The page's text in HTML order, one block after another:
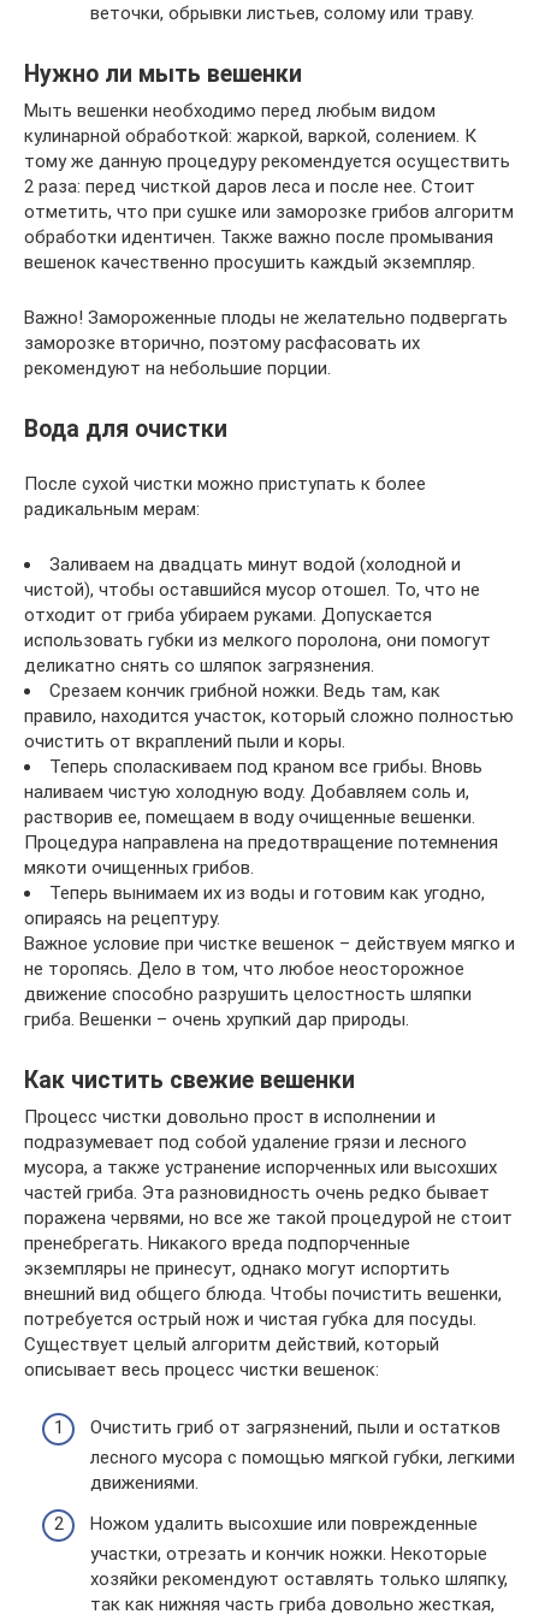
веточки, обрывки листьев, солому или траву.
Нужно ли мыть вешенки
Мыть вешенки необходимо перед любым видом
кулинарной обработкой: жаркой, варкой, солением. К
тому же данную процедуру рекомендуется осуществить
2 раза: перед чисткой даров леса и после нее. Стоит
отметить, что при сушке или заморозке грибов алгоритм
обработки идентичен. Также важно после промывания
вешенок качественно просушить каждый экземпляр.
Важно! Замороженные плоды не желательно подвергать
заморозке вторично, поэтому расфасовать их
рекомендуют на небольшие порции.
Вода для очистки
После сухой чистки можно приступать к более
радикальным мерам:
Заливаем на двадцать минут водой (холодной и
чистой), чтобы оставшийся мусор отошел. То, что не
отходит от гриба убираем руками. Допускается
использовать губки из мелкого поролона, они помогут
деликатно снять со шляпок загрязнения.
Срезаем кончик грибной ножки. Ведь там, как
правило, находится участок, который сложно полностью
очистить от вкраплений пыли и коры.
Теперь споласкиваем под краном все грибы. Вновь
наливаем чистую холодную воду. Добавляем соль и,
растворив ее, помещаем в воду очищенные вешенки.
Процедура направлена на предотвращение потемнения
мякоти очищенных грибов.
Теперь вынимаем их из воды и готовим как угодно,
опираясь на рецептуру.
Важное условие при чистке вешенок – действуем мягко и
не торопясь. Дело в том, что любое неосторожное
движение способно разрушить целостность шляпки
гриба. Вешенки – очень хрупкий дар природы.
Как чистить свежие вешенки
Процесс чистки довольно прост в исполнении и
подразумевает под собой удаление грязи и лесного
мусора, а также устранение испорченных или высохших
частей гриба. Эта разновидность очень редко бывает
поражена червями, но все же такой процедурой не стоит
пренебрегать. Никакого вреда подпорченные
экземпляры не принесут, однако могут испортить
внешний вид общего блюда. Чтобы почистить вешенки,
потребуется острый нож и чистая губка для посуды.
Существует целый алгоритм действий, который
описывает весь процесс чистки вешенок:
Очистить гриб от загрязнений, пыли и остатков
лесного мусора с помощью мягкой губки, легкими
движениями.
Ножом удалить высохшие или поврежденные
участки, отрезать и кончик ножки. Некоторые
хозяйки рекомендуют оставлять только шляпку,
так как нижняя часть гриба довольно жесткая,